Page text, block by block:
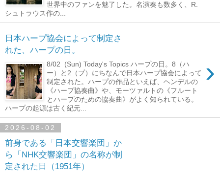
世界中のファンを魅了した。名演奏も数多く、R.
シュトラウス作の...
日本ハープ協会によって制定さ
れた、ハープの日。
›
8/02 (Sun) Today's Topics ハープの日。8（ハ
ー）と2（プ）にちなんで日本ハープ協会によって
制定された。ハープの作品といえば、ヘンデルの
《ハープ協奏曲》や、モーツァルトの《フルート
とハープのための協奏曲》がよく知られている。
ハープの起源は古く紀元...
2026-08-02
前身である「日本交響楽団」か
ら「NHK交響楽団」の名称が制
定された日（1951年）